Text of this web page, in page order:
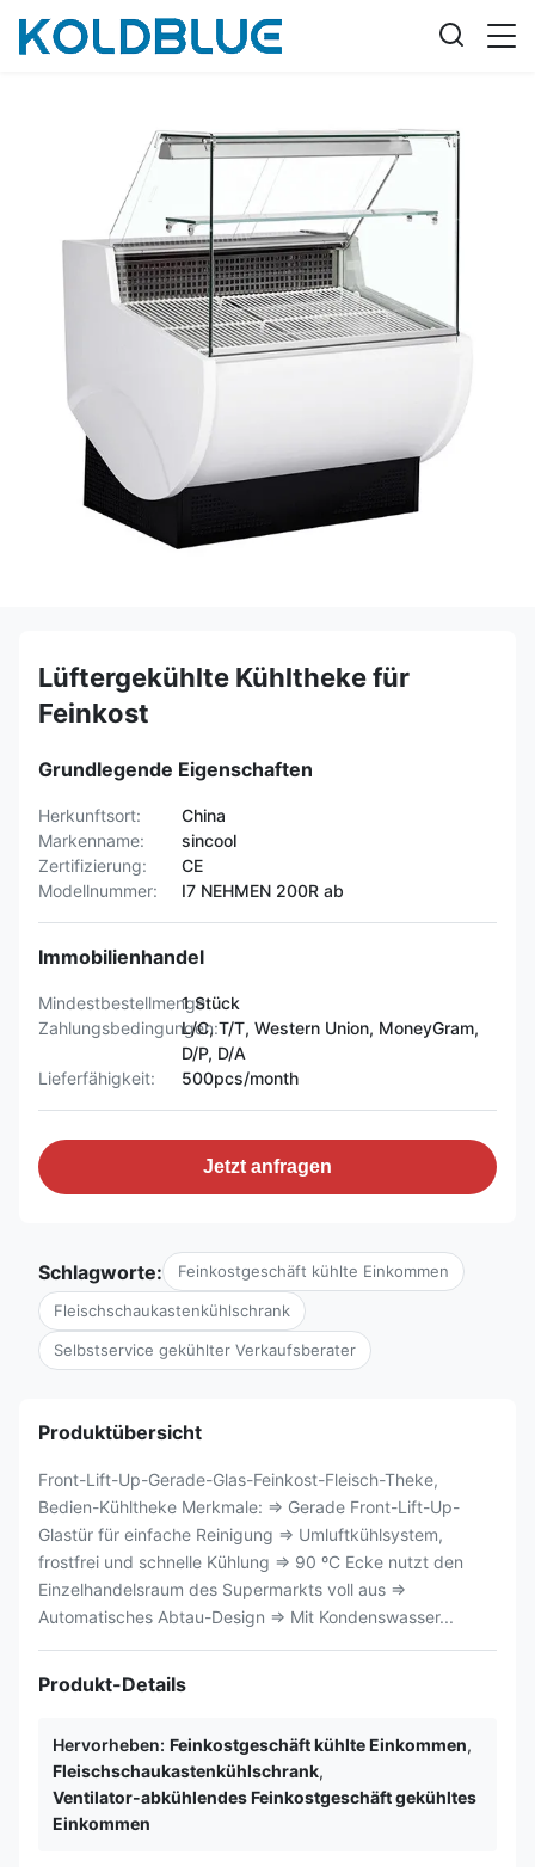
Lüftergekühlte Kühltheke für
Feinkost
Grundlegende Eigenschaften
Herkunftsort:
China
Markenname:
sincool
Zertifizierung:
CE
Modellnummer:
I7 NEHMEN 200R ab
Immobilienhandel
Mindestbestellmenge:1 Stück
Zahlungsbedingungen:L/C, T/T, Western Union, MoneyGram,
D/P, D/A
Lieferfähigkeit:
500pcs/month
Jetzt anfragen
Schlagworte: Feinkostgeschäft kühlte Einkommen
Fleischschaukastenkühlschrank
Selbstservice gekühlter Verkaufsberater
Produktübersicht
Front-Lift-Up-Gerade-Glas-Feinkost-Fleisch-Theke,
Bedien-Kühltheke Merkmale: ⇒ Gerade Front-Lift-Up-
Glastür für einfache Reinigung ⇒ Umluftkühlsystem,
frostfrei und schnelle Kühlung ⇒ 90 ºC Ecke nutzt den
Einzelhandelsraum des Supermarkts voll aus ⇒
Automatisches Abtau-Design ⇒ Mit Kondenswasser...
Produkt-Details
Hervorheben: Feinkostgeschäft kühlte Einkommen,
Fleischschaukastenkühlschrank,
Ventilator-abkühlendes Feinkostgeschäft gekühltes
Einkommen